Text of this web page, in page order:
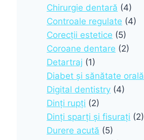
Chirurgie dentară (4)
Controale regulate (4)
Corecții estetice (5)
Coroane dentare (2)
Detartraj (1)
Diabet și sănătate orală
Digital dentistry (4)
Dinți rupți (2)
Dinți sparți și fisurați (2)
Durere acută (5)